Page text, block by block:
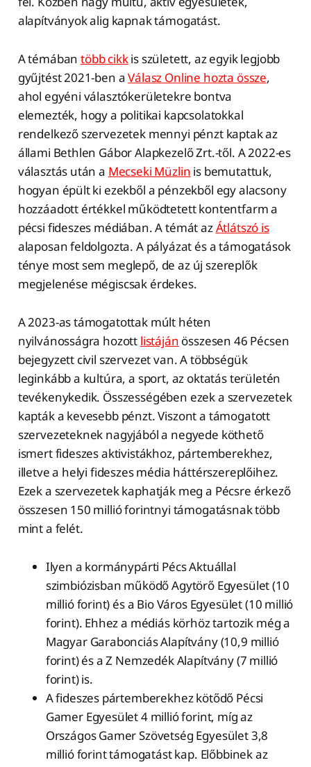
alapítványok alig kapnak támogatást.
A témábantöbb cikkis született, az egyik legjobb
gyűjtést 2021-ben aVálasz Online hozta össze,
ahol egyéni választókerületekre bontva
elemezték, hogy a politikai kapcsolatokkal
rendelkező szervezetek mennyi pénzt kaptak az
állami Bethlen Gábor Alapkezelő Zrt.-től. A 2022-es
választás után a Mecseki Müzlin is bemutattuk,
hogyan épült ki ezekből a pénzekből egy alacsony
hozzáadott értékkel működtetett kontentfarm a
pécsi fideszes médiában. A témát azÁtlátszó is
alaposan feldolgozta. A pályázat és a támogatások
ténye most sem meglepő, de az új szereplők
megjelenése mégiscsak érdekes.
A 2023-as támogatottak múlt héten
nyilvánosságra hozott listáján összesen 46 Pécsen
bejegyzett civil szervezet van. A többségük
leginkább a kultúra, a sport, az oktatás területén
tevékenykedik. Összességében ezek a szervezetek
kapták a kevesebb pénzt. Viszont a támogatott
szervezeteknek nagyjából a negyede köthető
ismert fideszes aktivistákhoz, pártemberekhez,
illetve a helyi fideszes média háttérszereplőihez.
Ezek a szervezetek kaphatják meg a Pécsre érkező
összesen 150 millió forintnyi támogatásnak több
mint a felét.
Ilyen a kormánypárti Pécs Aktuállal
szimbiózisban működő Agytörő Egyesület (10
millió forint) és a Bio Város Egyesület (10 millió
forint). Ehhez a médiás körhöz tartozik még a
Magyar Garabonciás Alapítvány (10,9 millió
forint) és a Z Nemzedék Alapítvány (7 millió
forint) is.
A fideszes pártemberekhez kötődő Pécsi
Gamer Egyesület 4 millió forint, míg az
Országos Gamer Szövetség Egyesület 3,8
millió forint támogatást kap. Előbbinek az